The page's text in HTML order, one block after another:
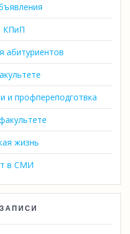
КПиП
абитуриентов
и профпереподготвка
жизнь
в СМИ